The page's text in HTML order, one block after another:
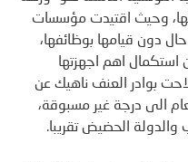
وحيث اقتيدت مؤسسات
دون قيامها بوظائفها،
استكمال اهم اجهزتها
بوادر العنف ناهيك عن
الى درجة غير مسبوقة،
الحضيض تقريبا.